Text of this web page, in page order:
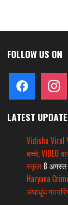
FOLLOW US ON
facebook instagram
LATEST UPDATE
Vidisha Viral
बच्चे, VIDEO
स्कूल 8
Haryana
अंधाधुंध